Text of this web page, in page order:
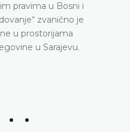
pravima u Bosni i
zvanično je
u prostorijama
u Sarajevu.